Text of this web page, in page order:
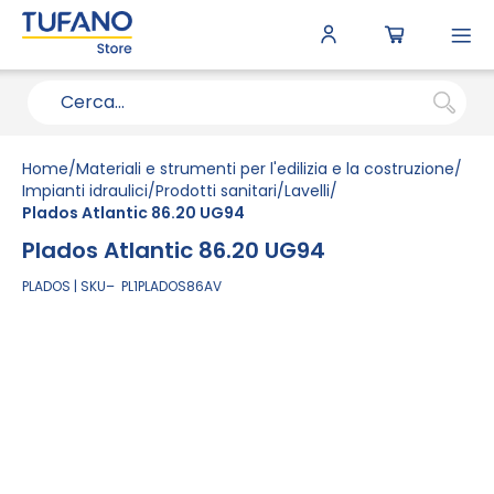
Home Materiali e strumenti per l'edilizia e la costruzione
Impianti idraulici Prodotti sanitari Lavelli
Plados Atlantic 86.20 UG94
Plados Atlantic 86.20 UG94
PLADOS SKU PL1PLADOS86AV